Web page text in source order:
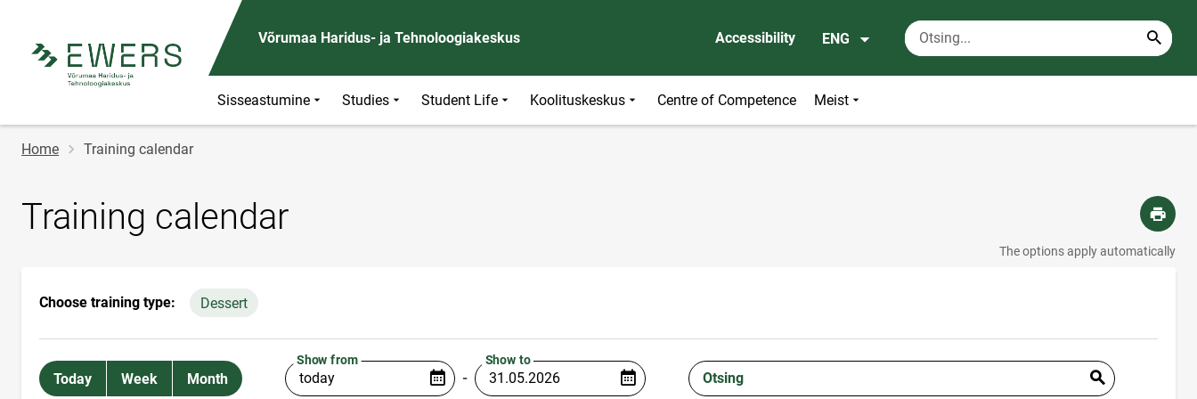
Võrumaa Haridus- ja Tehnoloogiakeskus Accessibility ENG
Sisseastumine Studies Student Life Koolituskeskus Centre of Competence Meist
Breadcrumb
Home Training calendar
Training calendar
The options apply automatically
Choose training type: Dessert
Today Week Month
Show from
-
Show to
Otsing